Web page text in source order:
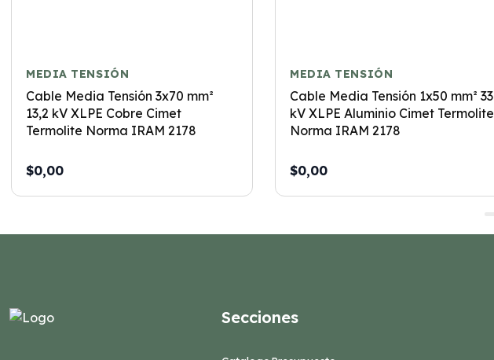
MEDIA TENSIÓN
Cable Media Tensión 3x70 mm²
13,2 kV XLPE Cobre Cimet
Termolite Norma IRAM 2178
$0,00
MEDIA TENSIÓN
Cable Media Tensión 1x50 mm² 33
kV XLPE Aluminio Cimet Termolite
Norma IRAM 2178
$0,00
Secciones